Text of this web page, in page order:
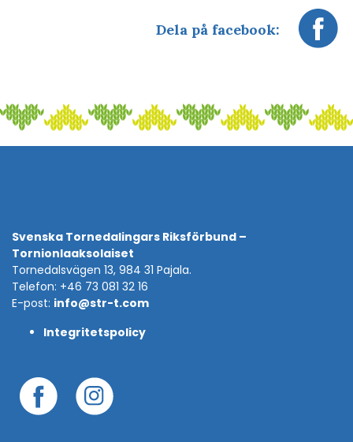
Dela på facebook:
Svenska Tornedalingars Riksförbund –
Tornionlaaksolaiset
Tornedalsvägen 13, 984 31 Pajala.
Telefon: +46 73 081 32 16
E-post: info@str-t.com
Integritetspolicy